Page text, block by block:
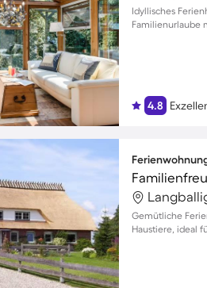
Idyllisches
Familienurlaube
4.8
Gemütliche
Haustiere, ideal